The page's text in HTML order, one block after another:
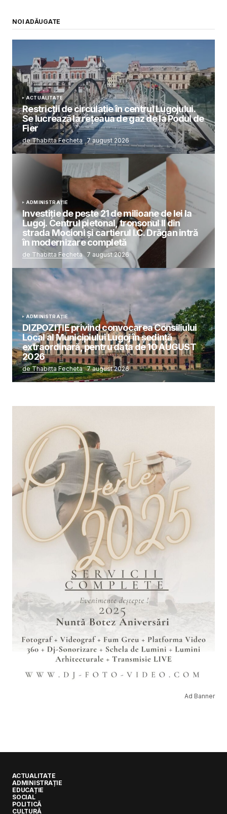
NOI ADĂUGATE
ACTUALITATE
Restricții de circulație în centrul Lugojului.
Se lucrează la rețeaua de gaz de la Podul de
Fier
de Thabitta Fecheta 7 august 2026
ADMINISTRAȚIE
Investiție de peste 21 de milioane de lei la
Lugoj. Centrul pietonal, tronsonul II din
strada Mocioni și cartierul I.C. Drăgan intră
în modernizare completă
de Thabitta Fecheta 7 august 2026
ADMINISTRAȚIE
DIZPOZIȚIE privind convocarea Consiliului
Local al Municipiului Lugoj în şedinţă
extraordinară, pentru data de 10 AUGUST
2026
de Thabitta Fecheta 7 august 2026
Ad Banner
ACTUALITATE
ADMINISTRAȚIE
EDUCAȚIE
SOCIAL
POLITICĂ
CULTURĂ